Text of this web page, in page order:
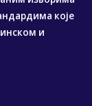
које
и